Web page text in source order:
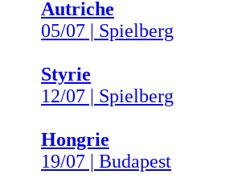
Autriche
05/07 | Spielberg
Styrie
12/07 | Spielberg
Hongrie
19/07 | Budapest